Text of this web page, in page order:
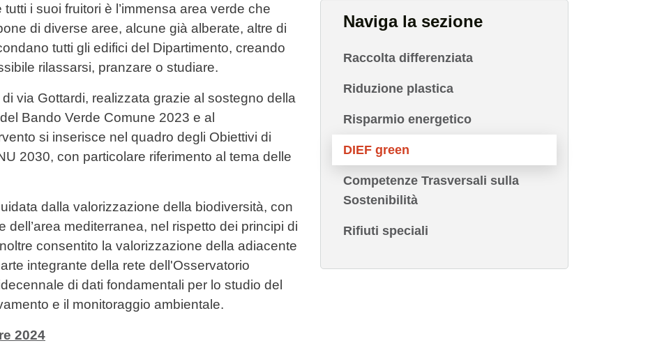
i suoi fruitori è l’immensa area verde che
di diverse aree, alcune già alberate, altre di
tutti gli edifici del Dipartimento, creando
rilassarsi, pranzare o studiare.
via Gottardi, realizzata grazie al sostegno della
Bando Verde Comune 2023 e al
si inserisce nel quadro degli Obiettivi di
2030, con particolare riferimento al tema delle
dalla valorizzazione della biodiversità, con
dell’area mediterranea, nel rispetto dei principi di
consentito la valorizzazione della adiacente
integrante della rete dell'Osservatorio
di dati fondamentali per lo studio del
e il monitoraggio ambientale.
2024
Naviga la sezione
Raccolta differenziata
Riduzione plastica
Risparmio energetico
DIEF green
Competenze Trasversali sulla
Sostenibilità
Rifiuti speciali